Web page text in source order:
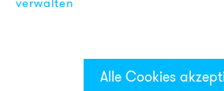
Alle Cookies